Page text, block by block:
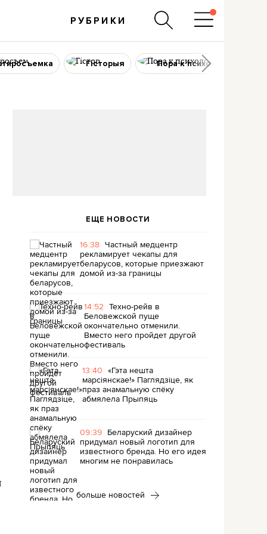
РУБРИКИ
Гісторыя Пора к психологу
ЕЩЕ НОВОСТИ
16:38 Частный медцентр
рекламирует чекапы для
беларусов, которые приезжают
домой из-за границы
14:52 Техно-рейв в
Беловежской пуще
окончательно отменили.
Вместо него пройдет другой
фестиваль
13:40 «Гэта нешта
марсіянскае!» Паглядзіце, як
праз анамальную спёку
абмялела Прыпяць
09:39 Беларуский дизайнер
придумал новый логотип для
известного бренда. Но его идея
многим не понравилась
больше новостей